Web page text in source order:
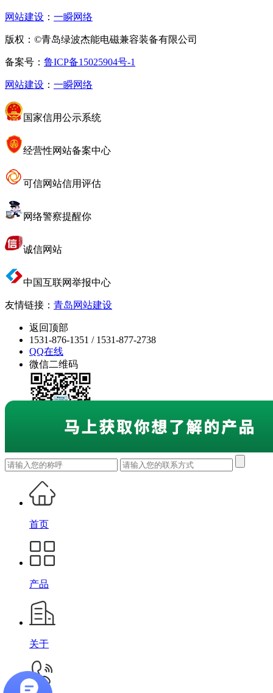
网站建设 ： 一瞬网络
版权：©青岛绿波杰能电磁兼容装备有限公司
备案号： 鲁ICP备15025904号-1
网站建设 ： 一瞬网络
国家信用公示系统
经营性网站备案中心
可信网站信用评估
网络警察提醒你
诚信网站
中国互联网举报中心
友情链接： 青岛网站建设
返回顶部
1531-876-1351 / 1531-877-2738
QQ在线
微信二维码
首页
产品
关于